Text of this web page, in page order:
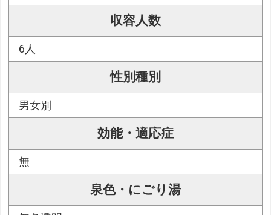
収容人数
6人
性別種別
男女別
効能・適応症
無
泉色・にごり湯